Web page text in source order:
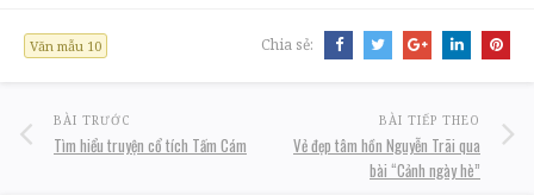
Văn mẫu 10 Chia sẻ:
BÀI TRƯỚC
Tìm hiểu truyện cổ tích Tấm Cám
BÀI TIẾP THEO
Vẻ đẹp tâm hồn Nguyễn Trãi qua
bài “Cảnh ngày hè”